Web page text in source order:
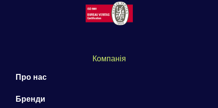
Компанія
Про нас
Бренди